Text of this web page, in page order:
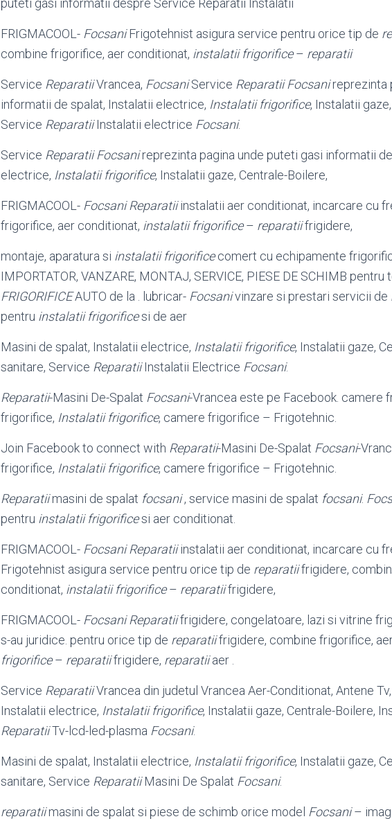
puteti gasi informatii despre Service Reparatii Instalatii
FRIGMACOOL- FocsaniFrigotehnist asigura service pentru orice tip de
combine frigorifice, aer conditionat, instalatii frigorifice– reparatii
Service ReparatiiVrancea, FocsaniService Reparatii Focsanireprezinta
informatii de spalat, Instalatii electrice, Instalatii frigorifice, Instalatii
Service ReparatiiInstalatii electrice Focsani.
Service Reparatii Focsanireprezinta pagina unde puteti gasi informatii
electrice, Instalatii frigorifice, Instalatii gaze, Centrale-Boilere,
FRIGMACOOL- Focsani Reparatiiinstalatii aer conditionat, incarcare cu
frigorifice, aer conditionat, instalatii frigorifice– reparatiifrigidere,
montaje, aparatura si instalatii frigorificecomert cu echipamente
IMPORTATOR, VANZARE, MONTAJ, SERVICE, PIESE DE SCHIMB pentru
FRIGORIFICEAUTO de la . lubricar- Focsanivinzare si prestari servicii de
pentru instalatii frigorificesi de aer
Masini de spalat, Instalatii electrice, Instalatii frigorifice, Instalatii gaze,
sanitare, Service ReparatiiInstalatii Electrice Focsani.
Reparatii-Masini De-Spalat Focsani-Vrancea este pe Facebook. camere
frigorifice, Instalatii frigorifice, camere frigorifice – Frigotehnic.
Join Facebook to connect with Reparatii-Masini De-Spalat Focsani-
frigorifice, Instalatii frigorifice, camere frigorifice – Frigotehnic.
Reparatiimasini de spalat focsani, service masini de spalat focsani.
pentru instalatii frigorificesi aer conditionat.
FRIGMACOOL- Focsani Reparatiiinstalatii aer conditionat, incarcare cu
Frigotehnist asigura service pentru orice tip de reparatiifrigidere,
conditionat, instalatii frigorifice– reparatiifrigidere,
FRIGMACOOL- Focsani Reparatiifrigidere, congelatoare, lazi si vitrine
s-au juridice. pentru orice tip de reparatiifrigidere, combine frigorifice,
frigorifice– reparatiifrigidere, reparatiiaer .
Service ReparatiiVrancea din judetul Vrancea Aer-Conditionat, Antene
Instalatii electrice, Instalatii frigorifice, Instalatii gaze, Centrale-Boilere,
ReparatiiTv-lcd-led-plasma Focsani.
Masini de spalat, Instalatii electrice, Instalatii frigorifice, Instalatii gaze,
sanitare, Service ReparatiiMasini De Spalat Focsani.
reparatiimasini de spalat si piese de schimb orice model Focsani–